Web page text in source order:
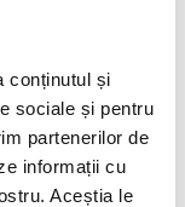
conținutul și
sociale și pentru
partenerilor de
informații cu
Aceștia le
kW